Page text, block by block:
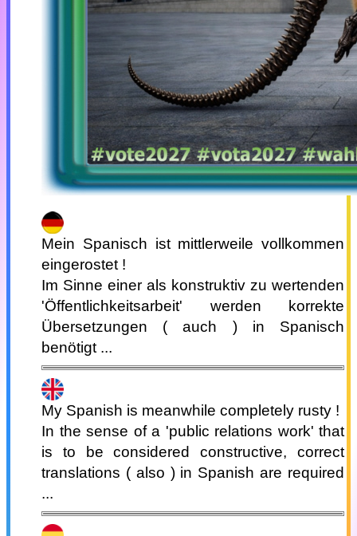
Mein Spanisch ist mittlerweile vollkommen
eingerostet !
Im Sinne einer als konstruktiv zu wertenden
'Öffentlichkeitsarbeit' werden korrekte
Übersetzungen ( auch ) in Spanisch
benötigt ...
My Spanish is meanwhile completely rusty !
In the sense of a 'public relations work' that
is to be considered constructive, correct
translations ( also ) in Spanish are required
...